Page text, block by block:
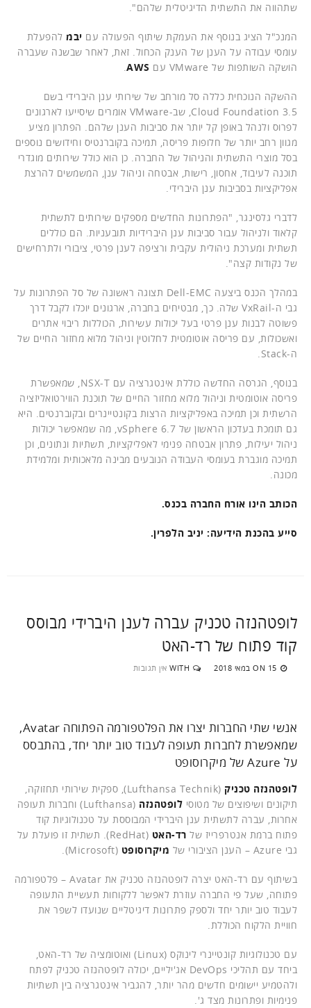
שתהווה את התשתית הדיגיטלית שלהם".
המנכ"ל הציג בנוסף את העמקת שיתוף הפעולה עם יבמ להפעלת
עומסי עבודה על הענן של הענק הכחול. זאת, לאחר שבשנה שעברה
הושקה השותפות של VMware עם
AWS
.
ההשקה הנוכחית כללה סל מורחב של שירותי ענן היברידי בשם
Cloud Foundation 3.5, שב-VMware אומרים שיסייעו לארגונים
לפרוס ולנהל באופן קל יותר את סביבות הענן שלהם. הפתרון מציע
מגוון רחב יותר של חלופות פריסה, תמיכה בקוברנטיס וחידושים נוספים
בסל מוצרי התשתית והניהול של החברה. כן הוא כולל שירותים מוגדרי
תוכנה לעיבוד, אחסון, רישות, אבטחה וניהול ענן, המשמשים להרצת
אפליקציות בסביבות ענן היברידי.
לדברי גלסינגר, "הפתרונות החדשים מספקים שירותים לתשתית
קלאוד ולניהול עבור סביבות ענן היברידיות תובעניות. הם כוללים
תשתית ומערכת ניהולית עקבית ורציפה לענן פרטי, ציבורי ולתרחישים
של נקודות קצה".
במהלך הכנס ביצעה Dell-EMC תצוגה ראשונה של סל הפתרונות על
גבי ה-VxRail שלה. כך, מבטיחים בחברה, ארגונים יוכלו לקבל דרך
פשוטה לבנות ענן פרטי בעל יכולות עשירות, הכוללות ריבוי אתרים
ואשכולות, עם פריסה אוטומטית לחלוטין וניהול מלוא מחזור החיים של
ה-Stack.
בנוסף, הגרסה החדשה כוללת אינטגרציה עם NSX-T, שמאפשרת
פריסה אוטומטית וניהול מלוא מחזור החיים של תוכנת הווירטואליזציה
הרשתית וכן תמיכה באפליקציות הרצות בקונטיינרים ובקוברנטים. היא
גם תומכת בעדכון הראשון של vSphere 6.7, מה שמאפשר יכולות
ניהול יעילות, פתרון אבטחה פנימי לאפליקציות, תשתיות ונתונים, וכן
תמיכה מוגברת בעומסי העבודה הנובעים מבינה מלאכותית ומלמידת
מכונה.
הכותב הינו אורח החברה בכנס.
סייע בהכנת הידיעה: יניב הלפרין.
לופטהנזה טכניק עברה לענן היברידי מבוסס
קוד פתוח של רד-האט
ON 15 במאי 2018 WITH אין תגובות
אנשי שתי החברות יצרו את הפלטפורמה הפתוחה Avatar,
שמאפשרת לחברות תעופה לעבוד טוב יותר יחד, בהתבסס
על Azure של מיקרוסופט
לופטהנזה טכניק
(Lufthansa Technik), ספקית שירותי תחזוקה,
תיקונים ושיפוצים של מטוסי לופטהנזה
(Lufthansa) וחברות תעופה
אחרות, עברה לתשתית ענן היברידי המבוססת על טכנולוגיות קוד
פתוח ברמת אנטרפרייז של רד-האט
(RedHat). תשתית זו פועלת על
גבי Azure – הענן הציבורי של
מיקרוסופט (Microsoft).
בשיתוף עם רד-האט יצרה לופטהנזה טכניק את Avatar – פלטפורמה
פתוחה, שעל פי החברה עוזרת לאפשר ללקוחות תעשיית התעופה
לעבוד טוב יותר יחד ולספק פתרונות דיגיטליים שנועדו לשפר את
חוויית הלקוח הכוללת.
עם טכנולוגיות קונטיינרי לינוקס (Linux) ואוטומציה של רד-האט,
ביחד עם תהליכי DevOps אג'יליים, יכולה לופטהנזה טכניק לפתח
ולהטמיע יישומים חדשים מהר יותר, להגביר אינטגרציה בין תשתיות
פנימיות ופתרונות מצד ג'.